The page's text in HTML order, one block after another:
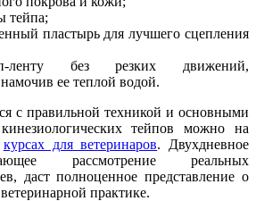
тейпа;
пластырь для лучшего сцепления
ленту без резких движений,
ее теплой водой.
с правильной техникой и основными
тейпов можно на
курсах для ветеринаров. Двухдневное
рассмотрение реальных
даст полноценное представление о
практике.